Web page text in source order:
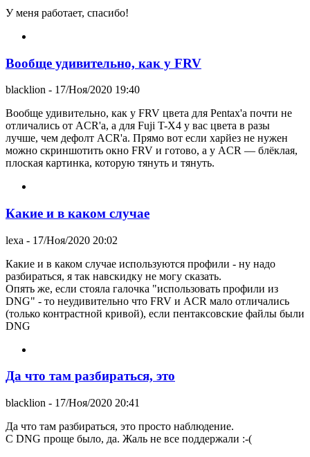
У меня работает, спасибо!
Вообще удивительно, как у FRV
blacklion - 17/Ноя/2020 19:40
Вообще удивительно, как у FRV цвета для Pentax'а почти не
отличались от ACR'а, а для Fuji T-X4 у вас цвета в разы
лучше, чем дефолт ACR'а. Прямо вот если харйез не нужен
можно скриншотить окно FRV и готово, а у ACR — блёклая,
плоская картинка, которую тянуть и тянуть.
Какие и в каком случае
lexa - 17/Ноя/2020 20:02
Какие и в каком случае используются профили - ну надо
разбираться, я так навскидку не могу сказать.
Опять же, если стояла галочка "использовать профили из
DNG" - то неудивительно что FRV и ACR мало отличались
(только контрастной кривой), если пентаксовские файлы были
DNG
Да что там разбираться, это
blacklion - 17/Ноя/2020 20:41
Да что там разбираться, это просто наблюдение.
С DNG проще было, да. Жаль не все поддержали :-(